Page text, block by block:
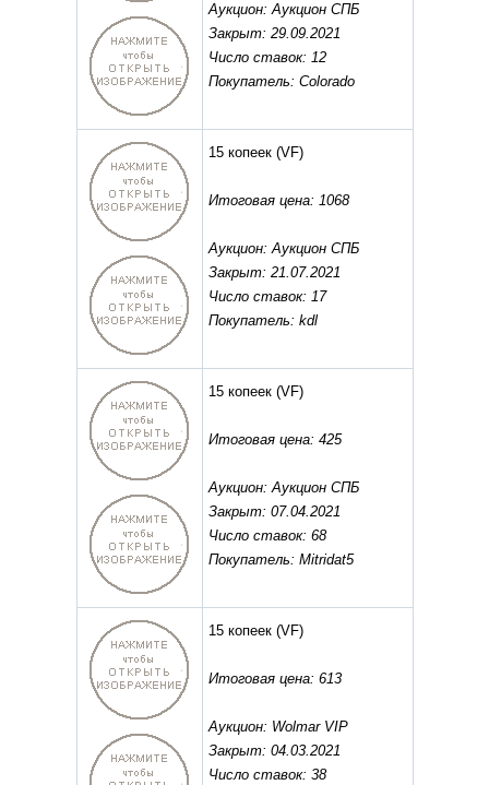
Аукцион: Аукцион СПБ
Закрыт: 29.09.2021
Число ставок: 12
Покупатель: Сolorado
15 копеек(VF)
Итоговая цена: 1068
Аукцион: Аукцион СПБ
Закрыт: 21.07.2021
Число ставок: 17
Покупатель: kdl
15 копеек(VF)
Итоговая цена: 425
Аукцион: Аукцион СПБ
Закрыт: 07.04.2021
Число ставок: 68
Покупатель: Mitridat5
15 копеек(VF)
Итоговая цена: 613
Аукцион: Wolmar VIP
Закрыт: 04.03.2021
Число ставок: 38